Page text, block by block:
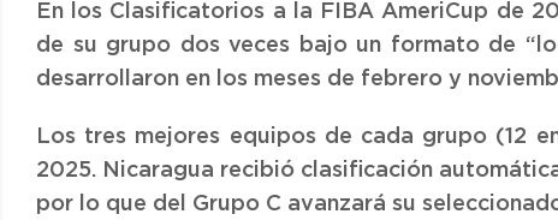
En los Clasificatorios a la FIBA AmeriCup de
de su grupo dos veces bajo un formato de
desarrollaron en los meses de febrero y
Los tres mejores equipos de cada grupo (12
2025. Nicaragua recibió clasificación
por lo que del Grupo C avanzará su